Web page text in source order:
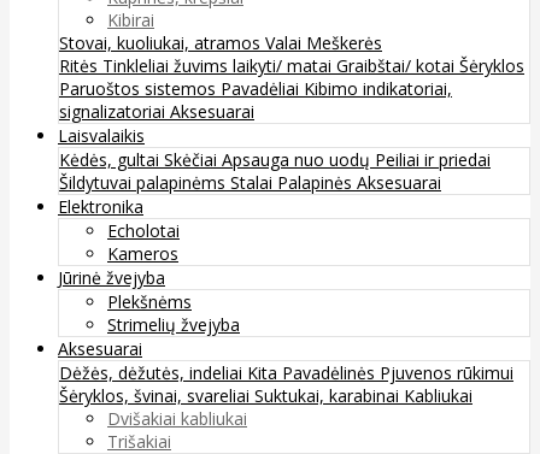
Kibirai
Stovai, kuoliukai, atramos Valai Meškerės
Ritės Tinkleliai žuvims laikyti/ matai Graibštai/ kotai Šėryklos
Paruoštos sistemos Pavadėliai Kibimo indikatoriai,
signalizatoriai Aksesuarai
Laisvalaikis
Kėdės, gultai Skėčiai Apsauga nuo uodų Peiliai ir priedai
Šildytuvai palapinėms Stalai Palapinės Aksesuarai
Elektronika
Echolotai
Kameros
Jūrinė žvejyba
Plekšnėms
Strimelių žvejyba
Aksesuarai
Dėžės, dėžutės, indeliai Kita Pavadėlinės Pjuvenos rūkimui
Šėryklos, švinai, svareliai Suktukai, karabinai Kabliukai
Dvišakiai kabliukai
Trišakiai